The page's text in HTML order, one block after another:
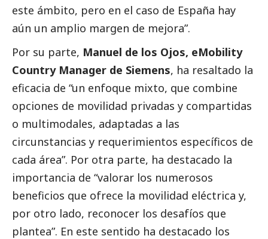
este ámbito, pero en el caso de España hay
aún un amplio margen de mejora”.
Por su parte, Manuel de los Ojos, eMobility
Country Manager de Siemens, ha resaltado la
eficacia de “un enfoque mixto, que combine
opciones de movilidad privadas y compartidas
o multimodales, adaptadas a las
circunstancias y requerimientos específicos de
cada área”. Por otra parte, ha destacado la
importancia de “valorar los numerosos
beneficios que ofrece la movilidad eléctrica y,
por otro lado, reconocer los desafíos que
plantea”. En este sentido ha destacado los